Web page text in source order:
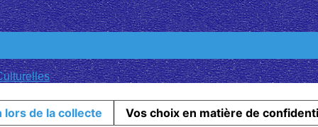
lors de la collecte Vos choix en matière de